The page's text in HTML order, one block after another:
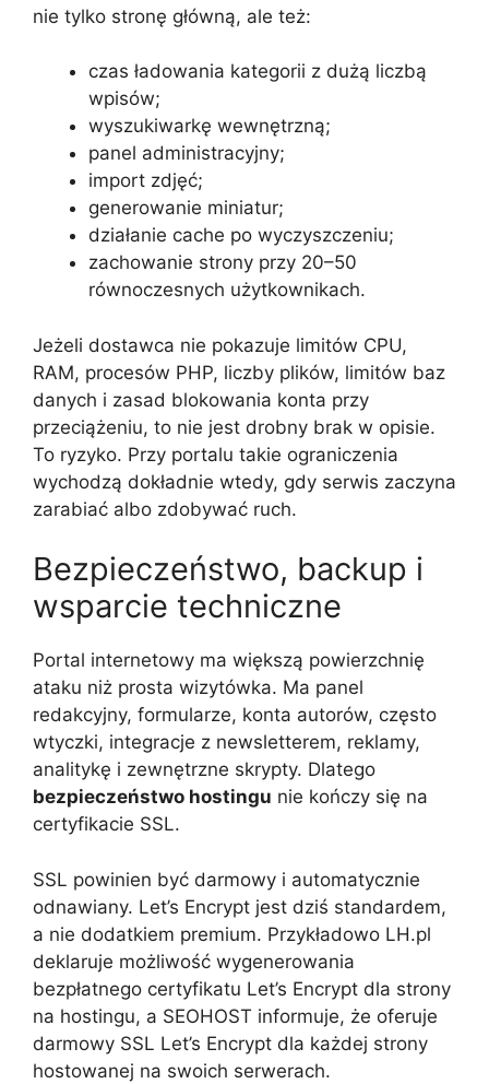
nie tylko stronę główną, ale też:
czas ładowania kategorii z dużą liczbą
wpisów;
wyszukiwarkę wewnętrzną;
panel administracyjny;
import zdjęć;
generowanie miniatur;
działanie cache po wyczyszczeniu;
zachowanie strony przy 20–50
równoczesnych użytkownikach.
Jeżeli dostawca nie pokazuje limitów CPU,
RAM, procesów PHP, liczby plików, limitów baz
danych i zasad blokowania konta przy
przeciążeniu, to nie jest drobny brak w opisie.
To ryzyko. Przy portalu takie ograniczenia
wychodzą dokładnie wtedy, gdy serwis zaczyna
zarabiać albo zdobywać ruch.
Bezpieczeństwo, backup i
wsparcie techniczne
Portal internetowy ma większą powierzchnię
ataku niż prosta wizytówka. Ma panel
redakcyjny, formularze, konta autorów, często
wtyczki, integracje z newsletterem, reklamy,
analitykę i zewnętrzne skrypty. Dlatego
bezpieczeństwo hostingu nie kończy się na
certyfikacie SSL.
SSL powinien być darmowy i automatycznie
odnawiany. Let’s Encrypt jest dziś standardem,
a nie dodatkiem premium. Przykładowo LH.pl
deklaruje możliwość wygenerowania
bezpłatnego certyfikatu Let’s Encrypt dla strony
na hostingu, a SEOHOST informuje, że oferuje
darmowy SSL Let’s Encrypt dla każdej strony
hostowanej na swoich serwerach.